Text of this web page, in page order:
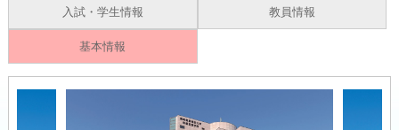
入試・学生情報 教員情報
基本情報